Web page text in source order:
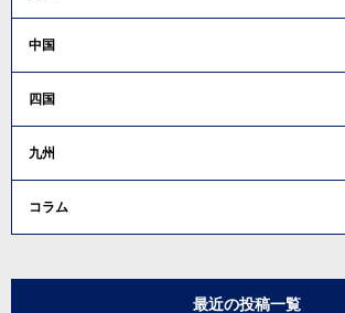
中国
四国
九州
コラム
最近の投稿一覧